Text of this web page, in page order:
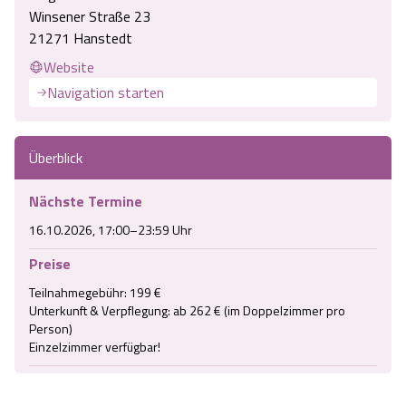
Winsener Straße 23
21271 Hanstedt
Website
Navigation starten
Überblick
Nächste Termine
16.10.2026, 17:00–23:59 Uhr
Preise
Teilnahmegebühr: 199 €
Unterkunft & Verpflegung: ab 262 € (im Doppelzimmer pro
Person)
Einzelzimmer verfügbar!